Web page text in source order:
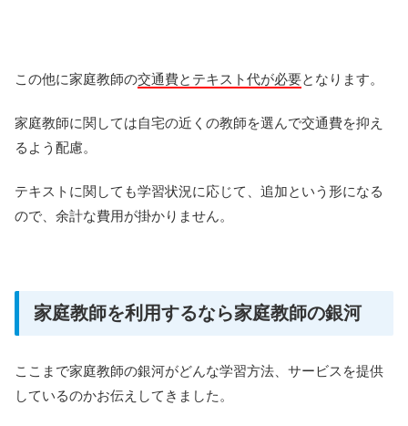
この他に家庭教師の交通費とテキスト代が必要となります。
家庭教師に関しては自宅の近くの教師を選んで交通費を抑え
るよう配慮。
テキストに関しても学習状況に応じて、追加という形になる
ので、余計な費用が掛かりません。
家庭教師を利用するなら家庭教師の銀河
ここまで家庭教師の銀河がどんな学習方法、サービスを提供
しているのかお伝えしてきました。